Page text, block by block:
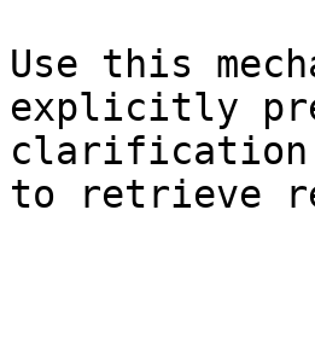
Use this
explicitly
clarification